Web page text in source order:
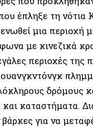
έπληξε τη νότια
μια περιοχή
με κινεζικά
περιοχές της
δρόμους
και καταστήματα.
για να